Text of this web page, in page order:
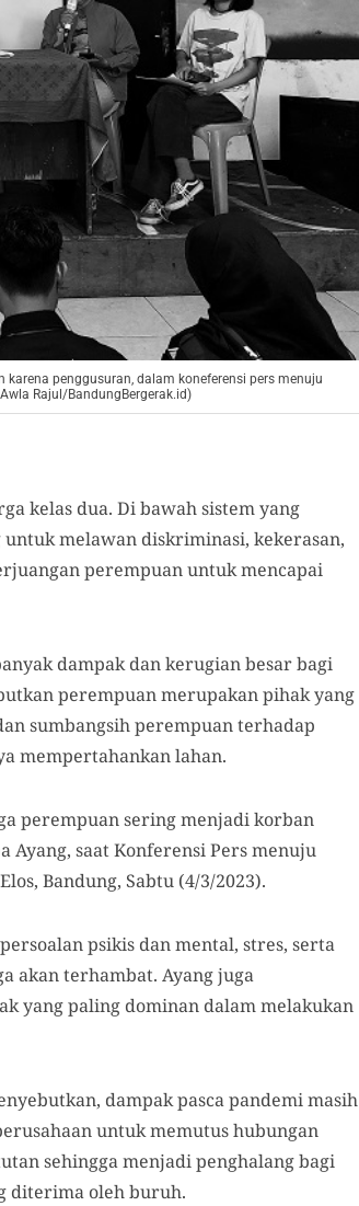
penggusuran, dalam koneferensi pers menuju
Rajul/BandungBergerak.id)
kelas dua. Di bawah sistem yang
melawan diskriminasi, kekerasan,
perempuan untuk mencapai
dampak dan kerugian besar bagi
perempuan merupakan pihak yang
sumbangsih perempuan terhadap
mempertahankan lahan.
perempuan sering menjadi korban
Ayang, saat Konferensi Pers menuju
Bandung, Sabtu (4/3/2023).
psikis dan mental, stres, serta
akan terhambat. Ayang juga
yang paling dominan dalam melakukan
dampak pasca pandemi masih
untuk memutus hubungan
sehingga menjadi penghalang bagi
diterima oleh buruh.